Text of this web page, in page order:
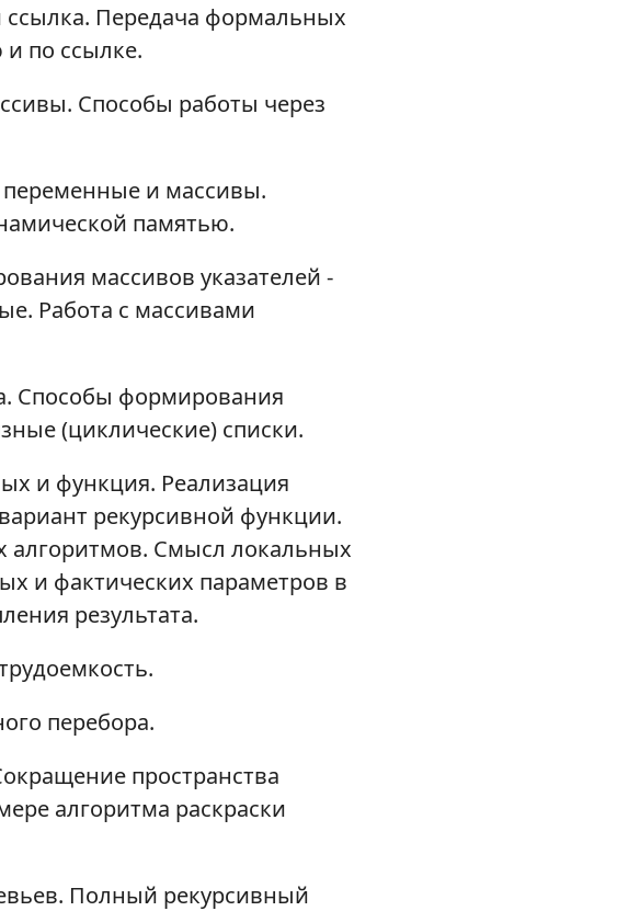
ссылка. Передача формальных
и по ссылке.
Способы работы через
и массивы.
памятью.
массивов указателей -
Работа с массивами
Способы формирования
(циклические) списки.
и функция. Реализация
рекурсивной функции.
алгоритмов. Смысл локальных
и фактических параметров в
результата.
перебора.
пространства
алгоритма раскраски
Полный рекурсивный